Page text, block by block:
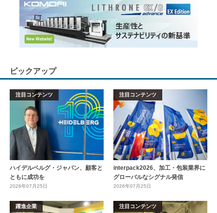
ピックアップ
注目コンテンツ
ハイデルベルグ・ジャパン、顧客と
ともに成功を
2026年07月25日
注目コンテンツ
interpack2026、加工・包装業界に
グローバルなシグナル発信
2026年07月25日
躍進企業 注目コンテンツ